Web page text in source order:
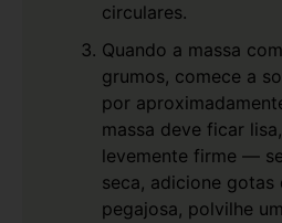
circulares.
Quando a massa
grumos, comece a
por
massa deve ficar
levemente firme —
seca, adicione gotas
pegajosa, polvilhe